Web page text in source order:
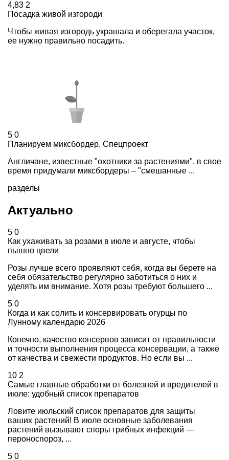
4,83 2
Посадка живой изгороди
Чтобы живая изгородь украшала и оберегала участок,
ее нужно правильно посадить.
5 0
Планируем миксбордер. Спецпроект
Англичане, известные "охотники за растениями", в свое
время придумали миксбордеры – "смешанные ...
разделы
Актуально
5 0
Как ухаживать за розами в июле и августе, чтобы
пышно цвели
Розы лучше всего проявляют себя, когда вы берете на
себя обязательство регулярно заботиться о них и
уделять им внимание. Хотя розы требуют большего ...
5 0
Когда и как солить и консервировать огурцы по
Лунному календарю 2026
Конечно, качество консервов зависит от правильности
и точности выполнения процесса консервации, а также
от качества и свежести продуктов. Но если вы ...
10 2
Самые главные обработки от болезней и вредителей в
июле: удобный список препаратов
Ловите июльский список препаратов для защиты
ваших растений! В июле основные заболевания
растений вызывают споры грибных инфекций —
пероноспороз, ...
5 0